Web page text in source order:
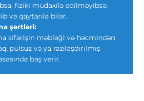
fiziki müdaxilə edilməyibsə,
və qaytarıla bilər.
şərtləri:
sifarişin məbləği və həcmindən
pulsuz və ya razılaşdırılmış
baş verir.